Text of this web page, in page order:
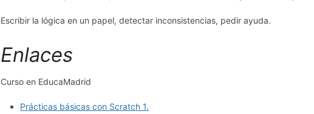
Escribir la lógica en un papel, detectar inconsistencias, pedir ayuda.
Enlaces
Curso en EducaMadrid
Prácticas básicas con Scratch 1.